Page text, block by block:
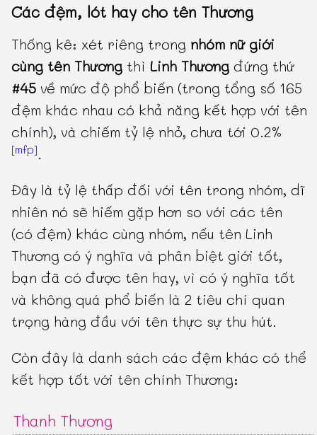
Các đệm, lót hay cho tên Thương
Thống kê: xét riêng trong nhóm nữ giới
cùng tên Thương thìLinh Thương đứng thứ
#45 về mức độ phổ biến (trong tổng số 165
đệm khác nhau có khả năng kết hợp với tên
chính), và chiếm tỷ lệ nhỏ, chưa tới 0.2%
[mfp].
Đây là tỷ lệ thấp đối với tên trong nhóm, dĩ
nhiên nó sẽ hiếm gặp hơn so với các tên
(có đệm) khác cùng nhóm, nếu tên Linh
Thương có ý nghĩa và phân biệt giới tốt,
bạn đã có được tên hay, vì có ý nghĩa tốt
và không quá phổ biến là 2 tiêu chí quan
trọng hàng đầu với tên thực sự thu hút.
Còn đây là danh sách các đệm khác có thể
kết hợp tốt với tên chính Thương:
Thanh Thương